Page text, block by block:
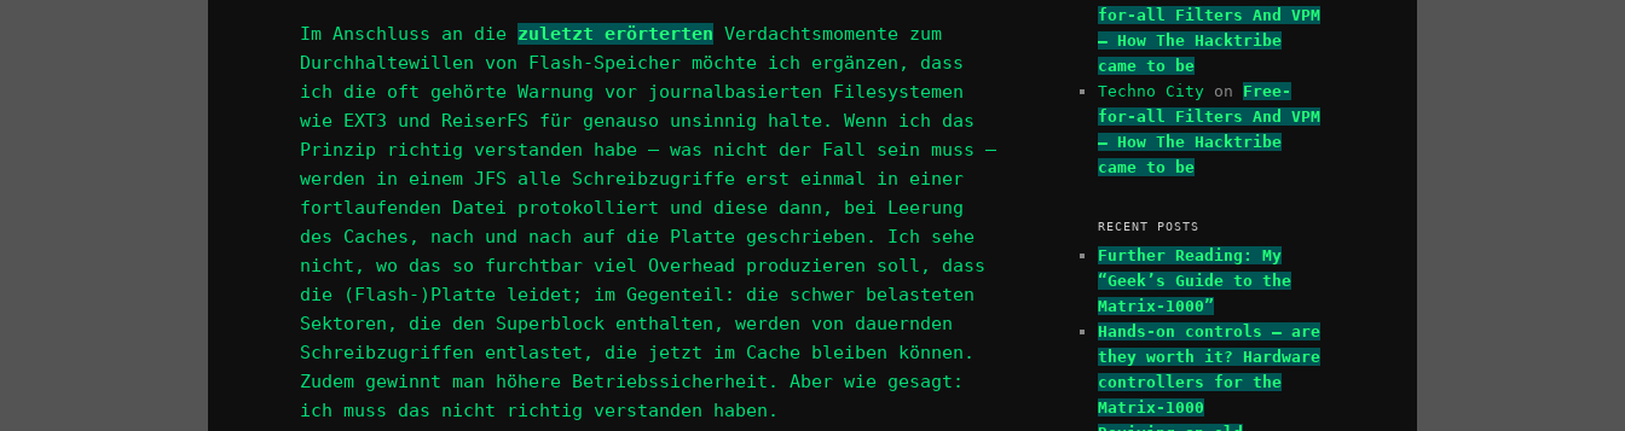
Im Anschluss an die zuletzt erörterten Verdachtsmomente zum
Durchhaltewillen von Flash-Speicher möchte ich ergänzen, dass
ich die oft gehörte Warnung vor journalbasierten Filesystemen
wie EXT3 und ReiserFS für genauso unsinnig halte. Wenn ich das
Prinzip richtig verstanden habe – was nicht der Fall sein muss –
werden in einem JFS alle Schreibzugriffe erst einmal in einer
fortlaufenden Datei protokolliert und diese dann, bei Leerung
des Caches, nach und nach auf die Platte geschrieben. Ich sehe
nicht, wo das so furchtbar viel Overhead produzieren soll, dass
die (Flash-)Platte leidet; im Gegenteil: die schwer belasteten
Sektoren, die den Superblock enthalten, werden von dauernden
Schreibzugriffen entlastet, die jetzt im Cache bleiben können.
Zudem gewinnt man höhere Betriebssicherheit. Aber wie gesagt:
ich muss das nicht richtig verstanden haben.
for-all Filters And VPM
– How The Hacktribe
came to be
Techno City on Free-
for-all Filters And VPM
– How The Hacktribe
came to be
RECENT POSTS
Further Reading: My
“Geek’s Guide to the
Matrix-1000”
Hands-on controls – are
they worth it? Hardware
controllers for the
Matrix-1000